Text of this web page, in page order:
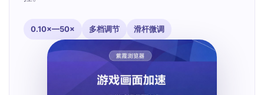
0.10×—50× 多档调节 滑杆微调